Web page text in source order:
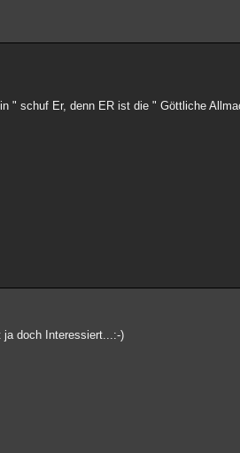
" schuf Er, denn ER ist die " Göttliche
ja doch Interessiert...:-)